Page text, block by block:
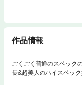
作品情報
ごくごく普通のスペック
長&超美人のハイスペッ
ぜかぞくぞくと高身長女